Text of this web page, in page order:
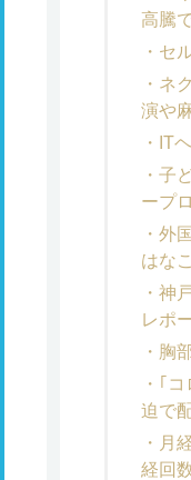
高騰
セ
ネ
演や
IT
子
ープ
外
はな
神
レポ
胸
｢
迫で
月
経回